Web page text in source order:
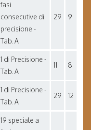
fasi
consecutive di
precisione -
Tab. A
29 9
1 di Precisione -
Tab. A
11 8
1 di Precisione -
Tab. A
29 12
19 speciale a